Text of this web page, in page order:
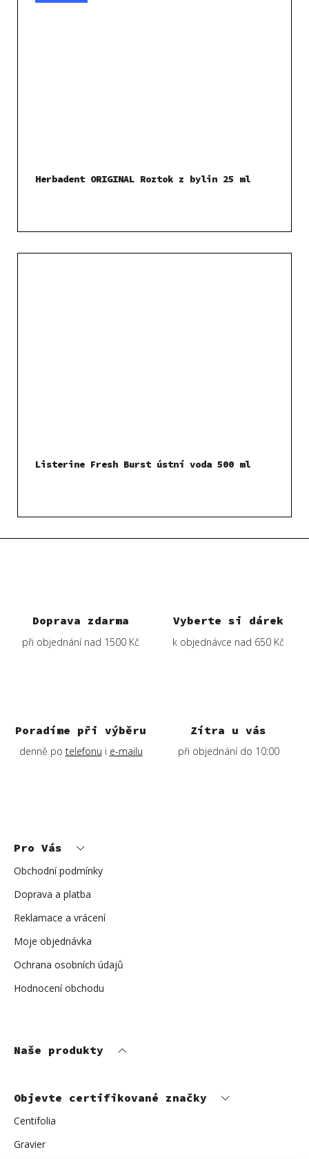
Doprava zdarma
při objednání nad 1500 Kč
Vyberte si dárek
k objednávce nad 650 Kč
Poradíme při výběru
denně po telefonu i e-mailu
Zítra u vás
při objednání do 10:00
Herbadent ORIGINAL Roztok z bylin 25 ml
Listerine Fresh Burst ústní voda 500 ml
Pro Vás
Obchodní podmínky
Doprava a platba
Reklamace a vrácení
Moje objednávka
Ochrana osobních údajů
Hodnocení obchodu
Naše produkty
Objevte certifikované značky
Centifolia
Gravier